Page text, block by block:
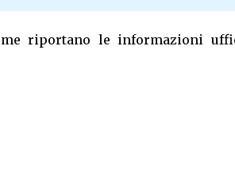
riportano le informazioni